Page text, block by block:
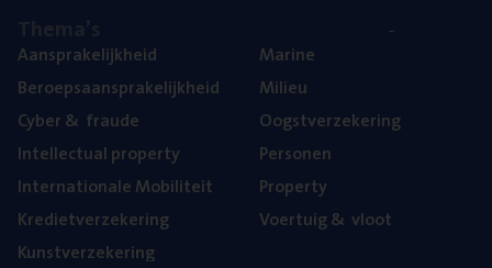
Aan­spra­ke­lijk­heid
Beroeps­aan­spra­ke­lijk­heid
Cyber& fraude
Intel­lec­tu­al property
Inter­na­ti­o­na­le Mobiliteit
Kre­diet­ver­ze­ke­ring
Kunst­ver­ze­ke­ring
Mari­ne
Mili­eu
Oogst­ver­ze­ke­ring
Per­so­nen
Pro­per­ty
Voer­tuig& vloot